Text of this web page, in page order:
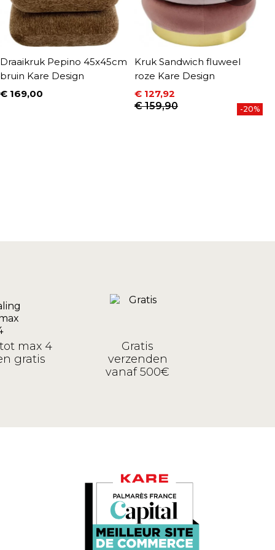
Draaikruk Pepino 45x45cm
bruin Kare Design
Prijs
€ 169,00
Kruk Sandwich fluweel
roze Kare Design
Prijs
€ 127,92
Normale prijs
€ 159,90 -20%
max 4
gratis
Gratis
verzenden
vanaf 500€